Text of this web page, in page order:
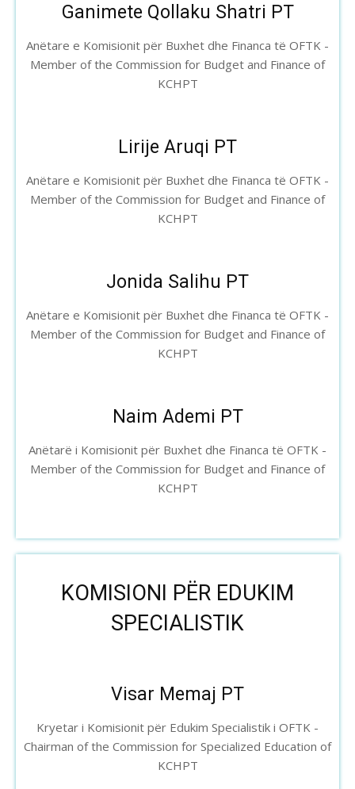
Ganimete Qollaku Shatri PT
Anëtare e Komisionit për Buxhet dhe Financa të OFTK -
Member of the Commission for Budget and Finance of
KCHPT
Lirije Aruqi PT
Anëtare e Komisionit për Buxhet dhe Financa të OFTK -
Member of the Commission for Budget and Finance of
KCHPT
Jonida Salihu PT
Anëtare e Komisionit për Buxhet dhe Financa të OFTK -
Member of the Commission for Budget and Finance of
KCHPT
Naim Ademi PT
Anëtarë i Komisionit për Buxhet dhe Financa të OFTK -
Member of the Commission for Budget and Finance of
KCHPT
KOMISIONI PËR EDUKIM
SPECIALISTIK
Visar Memaj PT
Kryetar i Komisionit për Edukim Specialistik i OFTK -
Chairman of the Commission for Specialized Education of
KCHPT